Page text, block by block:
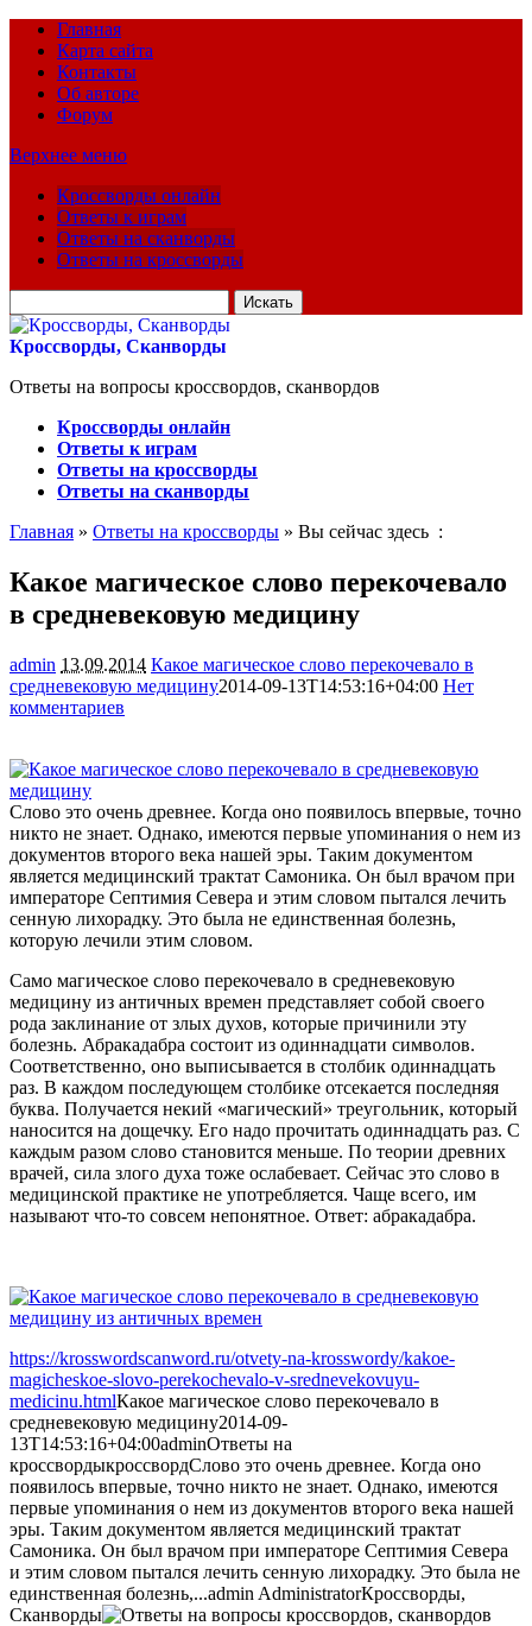
Главная
Карта сайта
Контакты
Об авторе
Форум
Верхнее меню
Кроссворды онлайн
Ответы к играм
Ответы на сканворды
Ответы на кроссворды
для:
Кроссворды, Сканворды
Ответы на вопросы кроссвордов, сканвордов
Кроссворды онлайн
Ответы к играм
Ответы на кроссворды
Ответы на сканворды
Главная » Ответы на кроссворды » Вы сейчас здесь :
Какое магическое слово перекочевало
в средневековую медицину
admin 13.09.2014 Какое магическое слово перекочевало в
средневековую медицину2014-09-13T14:53:16+04:00 Нет
комментариев
Слово это очень древнее. Когда оно появилось впервые, точно
никто не знает. Однако, имеются первые упоминания о нем из
документов второго века нашей эры. Таким документом
является медицинский трактат Самоника. Он был врачом при
императоре Септимия Севера и этим словом пытался лечить
сенную лихорадку. Это была не единственная болезнь,
которую лечили этим словом.
Само магическое слово перекочевало в средневековую
медицину из античных времен представляет собой своего
рода заклинание от злых духов, которые причинили эту
болезнь. Абракадабра состоит из одиннадцати символов.
Соответственно, оно выписывается в столбик одиннадцать
раз. В каждом последующем столбике отсекается последняя
буква. Получается некий «магический» треугольник, который
наносится на дощечку. Его надо прочитать одиннадцать раз. С
каждым разом слово становится меньше. По теории древних
врачей, сила злого духа тоже ослабевает. Сейчас это слово в
медицинской практике не употребляется. Чаще всего, им
называют что-то совсем непонятное. Ответ: абракадабра.
https://krosswordscanword.ru/otvety-na-krosswordy/kakoe-
magicheskoe-slovo-perekochevalo-v-srednevekovuyu-
medicinu.htmlКакое магическое слово перекочевало в
средневековую медицину2014-09-
13T14:53:16+04:00adminОтветы на
кроссвордыкроссвордСлово это очень древнее. Когда оно
появилось впервые, точно никто не знает. Однако, имеются
первые упоминания о нем из документов второго века нашей
эры. Таким документом является медицинский трактат
Самоника. Он был врачом при императоре Септимия Севера
и этим словом пытался лечить сенную лихорадку. Это была не
единственная болезнь,...admin AdministratorКроссворды,
Сканворды